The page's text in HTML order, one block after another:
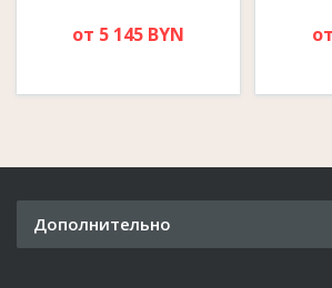
от 5 145 BYN
Дополнительно